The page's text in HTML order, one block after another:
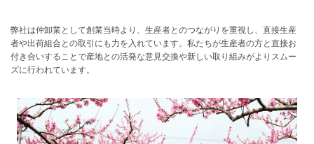
弊社は仲卸業として創業当時より、生産者とのつながりを重視し、直接生産
者や出荷組合との取引にも力を入れています。私たちが生産者の方と直接お
付き合いすることで産地との活発な意見交換や新しい取り組みがよりスムー
ズに行われています。